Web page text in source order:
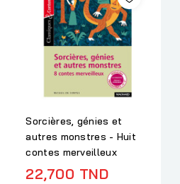
Sorcières, génies et
autres monstres - Huit
contes merveilleux
22,700 TND